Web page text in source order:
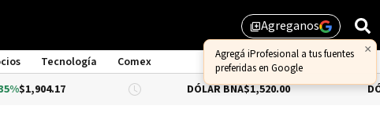
library_addAgreganos
Tecnología
Comex
DÓLAR BNA $1,520.00 DÓLAR BLUE-